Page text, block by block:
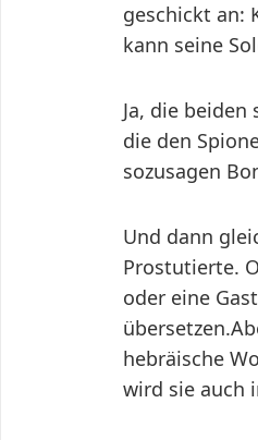
geschickt an:
kann seine
Ja, die
die den
sozusagen
Und dann
Prostutierte.
oder eine
hebräische
wird sie auch